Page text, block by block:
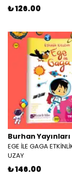
₺ 126.00
Burhan Yayınları
EGE İLE GAGA
UZAY
₺ 146.00